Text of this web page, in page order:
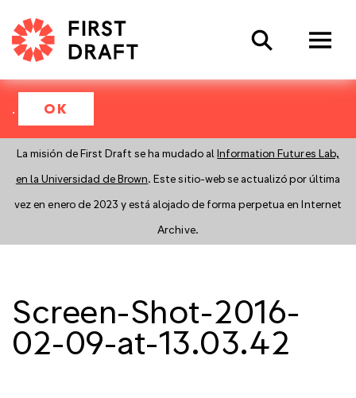
. OK
La misión de First Draft se ha mudado alInformation Futures Lab,
en la Universidad de Brown. Este sitio-web se actualizó por última
vez en enero de 2023 y está alojado de forma perpetua en Internet
Archive.
Search
Screen-Shot-2016-
02-09-at-13.03.42